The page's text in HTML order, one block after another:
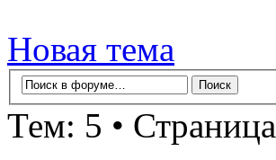
Новая тема
Тем: 5 • Страница